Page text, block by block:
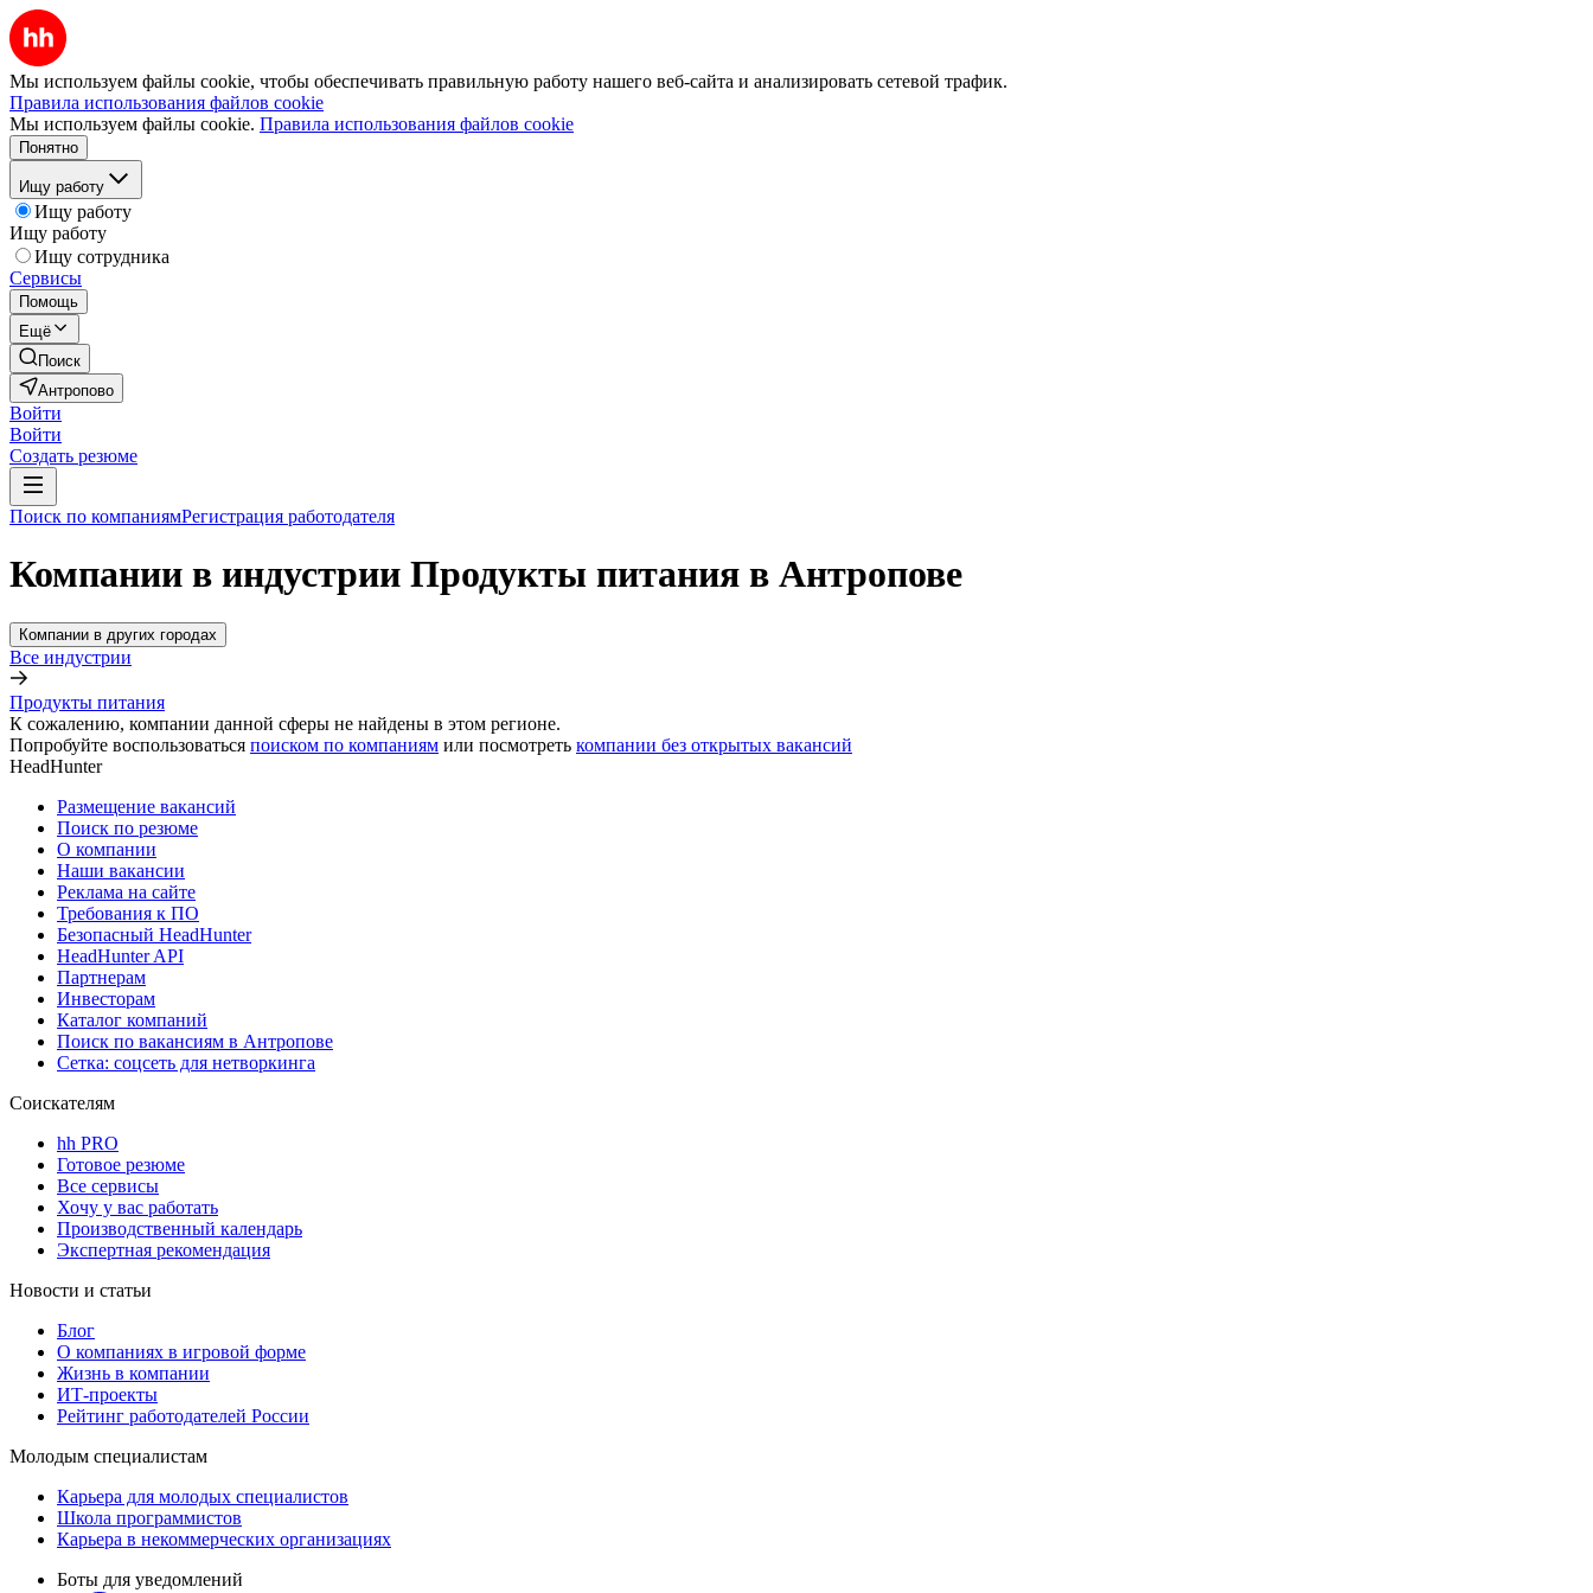
Мы используем файлы cookie, чтобы обеспечивать правильную работу нашего веб-сайта и анализировать сетевой трафик.
Правила использования файлов cookie
Мы используем файлы cookie. Правила использования файлов cookie
Понятно
Ищу работу
Ищу работу
Ищу работу
Ищу сотрудника
Сервисы
Помощь
Ещё
Поиск
Антропово
Войти
Войти
Создать резюме
Поиск по компаниямРегистрация работодателя
Компании в индустрии Продукты питания в Антропове
Компании в других городах
Все индустрии
Продукты питания
К сожалению, компании данной сферы не найдены в этом регионе.
Попробуйте воспользоваться поиском по компаниям или посмотреть компании без открытых вакансий
HeadHunter
Размещение вакансий
Поиск по резюме
О компании
Наши вакансии
Реклама на сайте
Требования к ПО
Безопасный HeadHunter
HeadHunter API
Партнерам
Инвесторам
Каталог компаний
Поиск по вакансиям в Антропове
Сетка: соцсеть для нетворкинга
Соискателям
hh PRO
Готовое резюме
Все сервисы
Хочу у вас работать
Производственный календарь
Экспертная рекомендация
Новости и статьи
Блог
О компаниях в игровой форме
Жизнь в компании
ИТ-проекты
Рейтинг работодателей России
Молодым специалистам
Карьера для молодых специалистов
Школа программистов
Карьера в некоммерческих организациях
Боты для уведомлений